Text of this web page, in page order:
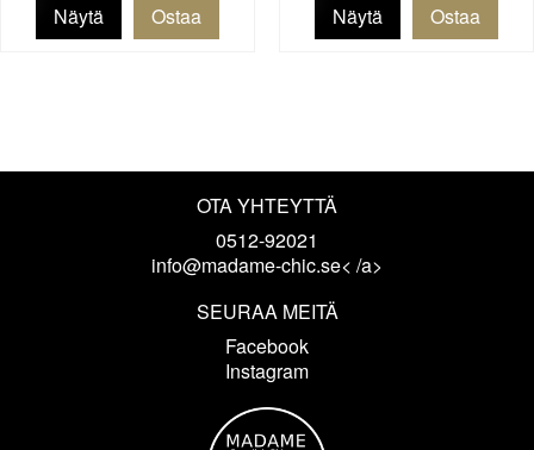
Näytä Näytä
OTA YHTEYTTÄ
0512-92021
info@madame-chic.se< /a>
SEURAA MEITÄ
Facebook
Instagram